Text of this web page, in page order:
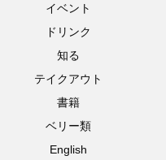
イベント
ドリンク
知る
テイクアウト
書籍
ベリー類
English